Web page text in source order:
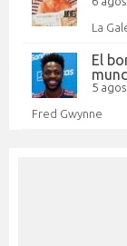
La
El
5
Fred Gwynne